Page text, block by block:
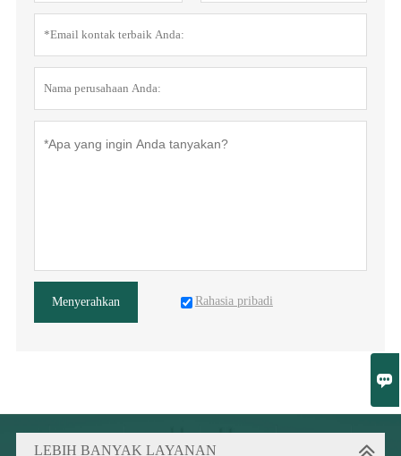

Menyerahkan Rahasia pribadi
LEBIH BANYAK LAYANAN